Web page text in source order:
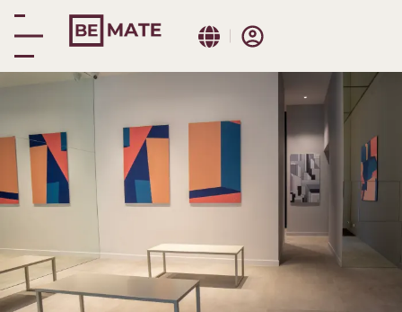
Be Mate Torino Centro
Promozioni